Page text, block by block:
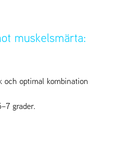
muskelsmärta:
och optimal kombination
grader.